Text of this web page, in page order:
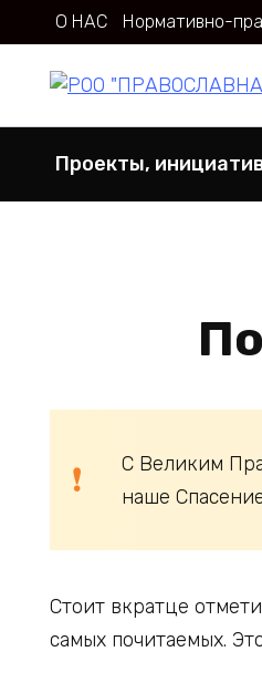
Перейти
к
содержанию
О НАС Нормативно-
Проекты,
С Великим
наше
Стоит вкратце
самых почитаемых.